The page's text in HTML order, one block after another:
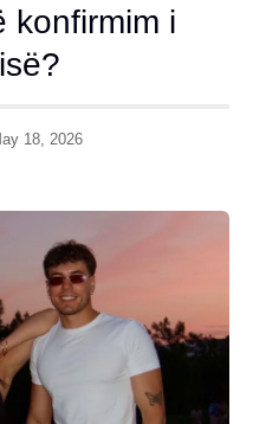
konfirmim i
18, 2026